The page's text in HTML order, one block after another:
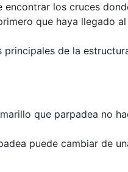
encontrar los cruces
que haya llegado
principales de la
que parpadea no
puede cambiar de